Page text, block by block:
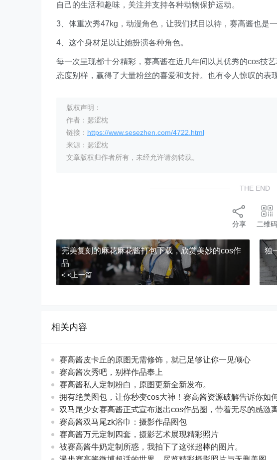
自己的生活和趣味，关注并支持各种动物保护运动。
3、体重次秀47kg，动漫角色，让我们拭目以待，赛高酱也是
4、这个身材足以让她扮演各种角色。
每一次呈现都十分精彩，赛高酱在近几年间以其优秀的cos技
态度别样，赢得了大量粉丝的喜爱和支持。也有令人惊叹的表
版权声明：
作者：瑟涩枕
链接： https://www.sesezhen.com/4722.html
来源：瑟涩枕
文章版权归作者所有，未经允许请勿转载。
THE END
分享 二维码
完美复刻的麻花麻花酱打包下载，欣赏美妙的cos作
品
< <上一篇
独
相关内容
赛高酱皮卡丘的原图无需修饰，就已足够让你一见倾心
赛高酱次秀吧，别样作品奉上
赛高酱私人定制粉白，原图更新全新发布。
拥有绝美图包，让你秒变cos大神！赛高酱资源破解告诉你如何
双马尾少女赛高酱正式宣布退出cos作品圈，带着无尽的感激离
赛高酱双马尾zk浴巾：摄影作品图包
赛高酱万元定制四套，摄影艺术展现精彩照片
被赛高酱牛奶定制所惑，我拍下了这张超棒的图片。